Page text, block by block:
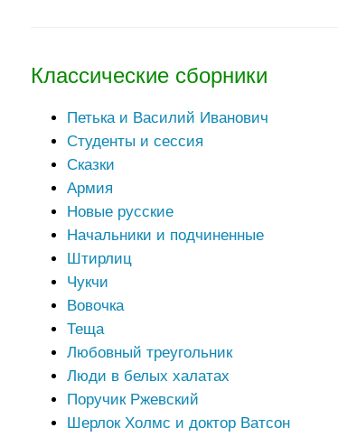
Классические сборники
Петька и Василий Иванович
Студенты и сессия
Сказки
Армия
Новые русские
Начальники и подчиненные
Штирлиц
Чукчи
Вовочка
Теща
Любовный треугольник
Люди в белых халатах
Поручик Ржевский
Шерлок Холмс и доктор Ватсон